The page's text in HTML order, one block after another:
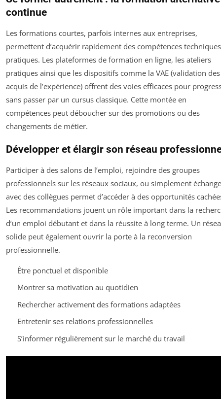
continue
Les formations courtes, parfois internes aux entreprises,
permettent d’acquérir rapidement des compétences
pratiques. Les plateformes de formation en ligne, les ateliers
pratiques ainsi que les dispositifs comme la VAE (validation des
acquis de l’expérience) offrent des voies efficaces pour
sans passer par un cursus classique. Cette montée en
compétences peut déboucher sur des promotions ou des
changements de métier.
Développer et élargir son réseau
Participer à des salons de l’emploi, rejoindre des groupes
professionnels sur les réseaux sociaux, ou simplement
avec des collègues permet d’accéder à des opportunités
Les recommandations jouent un rôle important dans la
d’un emploi débutant et dans la réussite à long terme. Un
solide peut également ouvrir la porte à la reconversion
professionnelle.
Être ponctuel et disponible
Montrer sa motivation au quotidien
Rechercher activement des formations adaptées
Entretenir ses relations professionnelles
S’informer régulièrement sur le marché du travail